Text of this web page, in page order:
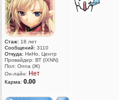
Стаж: 18 лет
Сообщений: 3110
Откуда: НиНо, Центр
Провайдер: ВТ (IXNN)
Пол: Onna (Ж)
Он-лайн: Нет
Карма: 0.00